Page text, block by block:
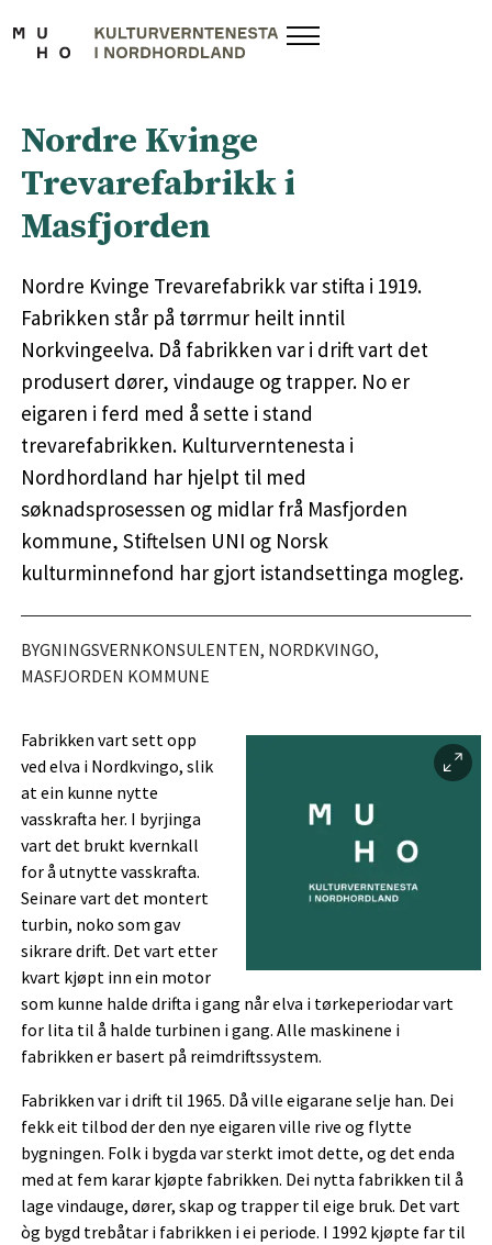
Nordre Kvinge
Trevarefabrikk i
Masfjorden
Nordre Kvinge Trevarefabrikk var stifta i 1919.
Fabrikken står på tørrmur heilt inntil
Norkvingeelva. Då fabrikken var i drift vart det
produsert dører, vindauge og trapper. No er
eigaren i ferd med å sette i stand
trevarefabrikken. Kulturverntenesta i
Nordhordland har hjelpt til med
søknadsprosessen og midlar frå Masfjorden
kommune, Stiftelsen UNI og Norsk
kulturminnefond har gjort istandsettinga mogleg.
BYGNINGSVERNKONSULENTEN, NORDKVINGO,
MASFJORDEN KOMMUNE
Fabrikken vart sett opp
ved elva i Nordkvingo, slik
at ein kunne nytte
vasskrafta her. I byrjinga
vart det brukt kvernkall
for å utnytte vasskrafta.
Seinare vart det montert
turbin, noko som gav
sikrare drift. Det vart etter
kvart kjøpt inn ein motor
som kunne halde drifta i gang når elva i tørkeperiodar vart
for lita til å halde turbinen i gang. Alle maskinene i
fabrikken er basert på reimdriftssystem.
Fabrikken var i drift til 1965. Då ville eigarane selje han. Dei
fekk eit tilbod der den nye eigaren ville rive og flytte
bygningen. Folk i bygda var sterkt imot dette, og det enda
med at fem karar kjøpte fabrikken. Dei nytta fabrikken til å
lage vindauge, dører, skap og trapper til eige bruk. Det vart
òg bygd trebåtar i fabrikken i ei periode. I 1992 kjøpte far til